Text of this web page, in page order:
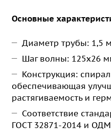
Основные
Диаметр трубы: 1,5
Шаг волны: 125х26
Конструкция:
обеспечивающая
растягиваемость и
Соответствие
ГОСТ 32871-2014 и